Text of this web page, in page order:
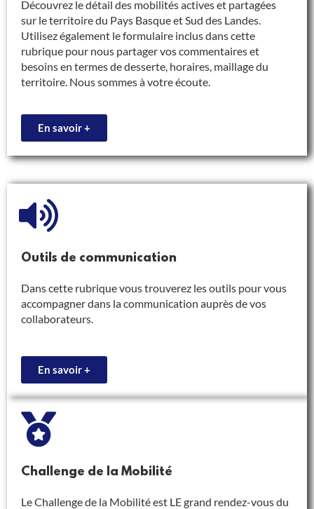
Découvrez le détail des mobilités actives et partagées
sur le territoire du Pays Basque et Sud des Landes.
Utilisez également le formulaire inclus dans cette
rubrique pour nous partager vos commentaires et
besoins en termes de desserte, horaires, maillage du
territoire. Nous sommes à votre écoute.
En savoir +
Outils de communication
Dans cette rubrique vous trouverez les outils pour vous
accompagner dans la communication auprès de vos
collaborateurs.
En savoir +
Challenge de la Mobilité
Le Challenge de la Mobilité est LE grand rendez-vous du